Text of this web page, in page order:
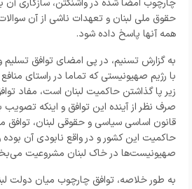
چارچوب امضا شده در واشنگتن، سازگاری آن
حقوق ملی لبنان و تعهدات ناشی از آن
همه آنها پاسخ داده شود.
به گزارش تسنیم، در پی امضای توافق تسلیم
با رژیم صهیونیستی که تماما در راستای
زیر پا گذاشتن حاکمیت لبنان است، مفاد
صرف نظر از آینده این توافق و اینکه
قانون اساسی سیاسی و حقوقی لبنان، توافق
حاکمیت این کشور و در واقع نابودی آن بوده
صهیونیست‌ها در خاک لبنان مشروعیت
به طور خلاصه، توافق چارچوب میان دولت